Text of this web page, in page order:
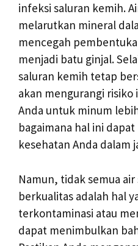
infeksi saluran kemih.
melarutkan mineral
mencegah
menjadi batu ginjal.
saluran kemih tetap
akan mengurangi
Anda untuk minum
bagaimana hal ini
kesehatan Anda dalam
Namun, tidak semua
berkualitas adalah hal
terkontaminasi atau
dapat menimbulkan